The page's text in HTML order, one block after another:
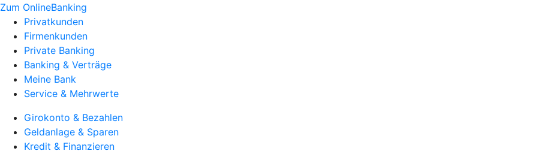
Zum OnlineBanking
Privatkunden
Firmenkunden
Private Banking
Banking & Verträge
Meine Bank
Service & Mehrwerte
Girokonto & Bezahlen
Geldanlage & Sparen
Kredit & Finanzieren